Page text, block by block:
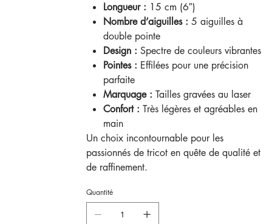
Longueur : 15 cm (6″)
Nombre d’aiguilles : 5 aiguilles à
double pointe
Design : Spectre de couleurs vibrantes
Pointes : Effilées pour une précision
parfaite
Marquage : Tailles gravées au laser
Confort : Très légères et agréables en
main
Un choix incontournable pour les
passionnés de tricot en quête de qualité et
de raffinement.
Quantité